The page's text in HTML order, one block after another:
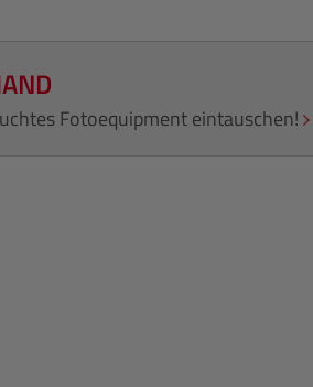
Fotoequipment eintauschen!